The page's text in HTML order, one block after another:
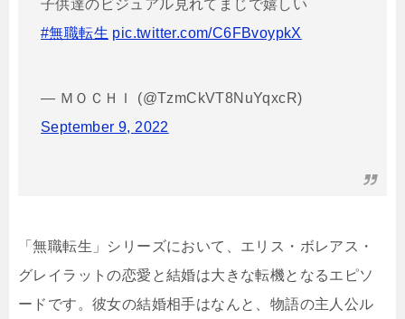
子供達のビジュアル見れてまじで嬉しい
#無職転生 pic.twitter.com/C6FBvoypkX
— ＭＯＣＨＩ (@TzmCkVT8NuYqxcR)
September 9, 2022
「無職転生」シリーズにおいて、エリス・ボレアス・
グレイラットの恋愛と結婚は大きな転機となるエピソ
ードです。彼女の結婚相手はなんと、物語の主人公ル